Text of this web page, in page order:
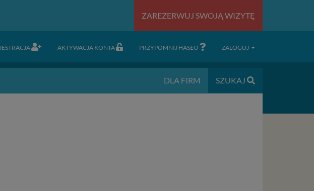
ZAREZERWUJ SWOJĄ WIZYTĘ
AKTYWACJA KONTA PRZYPOMNIJ HASŁO ZALOGUJ
DLA FIRM SZUKAJ